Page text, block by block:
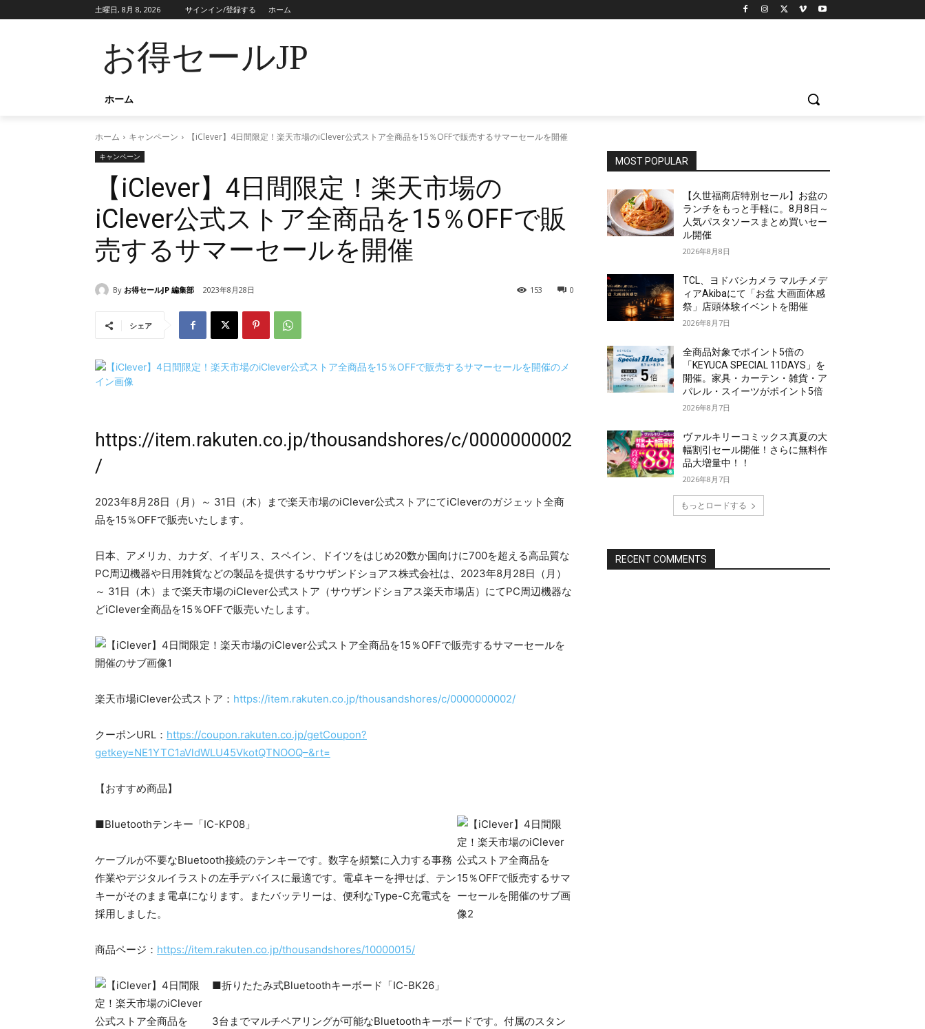
土曜日, 8月 8, 2026 サインイン/登録する ホーム
お得セールJP
ホーム
ホーム キャンペーン 【iClever】4日間限定！楽天市場のiClever公式ストア全商品を15％OFFで販売するサマーセールを開催
キャンペーン
【iClever】4日間限定！楽天市場の
iClever公式ストア全商品を15％OFFで販
売するサマーセールを開催
By お得セールJP 編集部 2023年8月28日 0
153
シェア
https://item.rakuten.co.jp/thousandshores/c/0000000002
/
2023年8月28日（月）～ 31日（木）まで楽天市場のiClever公式ストアにてiCleverのガジェット全商
品を15％OFFで販売いたします。
日本、アメリカ、カナダ、イギリス、スペイン、ドイツをはじめ20数か国向けに700を超える高品質な
PC周辺機器や日用雑貨などの製品を提供するサウザンドショアス株式会社は、2023年8月28日（月）
～ 31日（木）まで楽天市場のiClever公式ストア（サウザンドショアス楽天市場店）にてPC周辺機器な
どiClever全商品を15％OFFで販売いたします。
楽天市場iClever公式ストア： https://item.rakuten.co.jp/thousandshores/c/0000000002/
クーポンURL： https://coupon.rakuten.co.jp/getCoupon?
getkey=NE1YTC1aVldWLU45VkotQTNOOQ–&rt=
【おすすめ商品】
■Bluetoothテンキー「IC-KP08」
ケーブルが不要なBluetooth接続のテンキーです。数字を頻繁に入力する事務
作業やデジタルイラストの左手デバイスに最適です。電卓キーを押せば、テン
キーがそのまま電卓になります。またバッテリーは、便利なType-C充電式を
採用しました。
商品ページ： https://item.rakuten.co.jp/thousandshores/10000015/
■折りたたみ式Bluetoothキーボード「IC-BK26」
3台までマルチペアリングが可能なBluetoothキーボードです。付属のスタン
MOST POPULAR
【久世福商店特別セール】お盆の
ランチをもっと手軽に。8月8日～
人気パスタソースまとめ買いセー
ル開催
2026年8月8日
TCL、ヨドバシカメラ マルチメデ
ィアAkibaにて「お盆 大画面体感
祭」店頭体験イベントを開催
2026年8月7日
全商品対象でポイント5倍の
「KEYUCA SPECIAL 11DAYS」を
開催。家具・カーテン・雑貨・ア
パレル・スイーツがポイント5倍
2026年8月7日
ヴァルキリーコミックス真夏の大
幅割引セール開催！さらに無料作
品大増量中！！
2026年8月7日
もっとロードする
RECENT COMMENTS